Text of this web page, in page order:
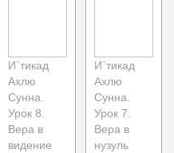
И`тикад
Ахлю
Сунна.
Урок 8.
Вера в
видение
И`тикад
Ахлю
Сунна.
Урок 7.
Вера в
нузуль